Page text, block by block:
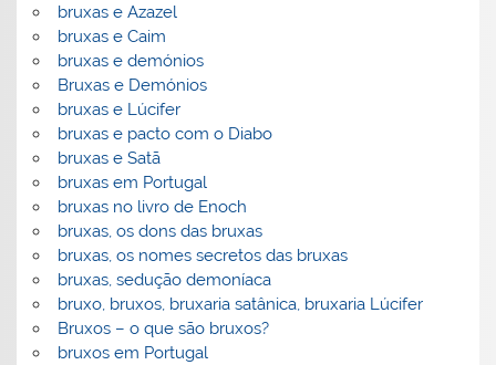
bruxas e Azazel
bruxas e Caim
bruxas e demónios
Bruxas e Demónios
bruxas e Lúcifer
bruxas e pacto com o Diabo
bruxas e Satã
bruxas em Portugal
bruxas no livro de Enoch
bruxas, os dons das bruxas
bruxas, os nomes secretos das bruxas
bruxas, sedução demoníaca
bruxo, bruxos, bruxaria satânica, bruxaria Lúcifer
Bruxos – o que são bruxos?
bruxos em Portugal